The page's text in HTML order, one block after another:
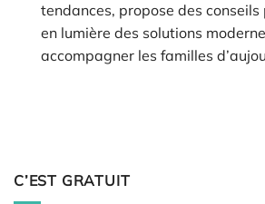
tendances, propose des
en lumière des solutions
accompagner les familles
C’EST GRATUIT